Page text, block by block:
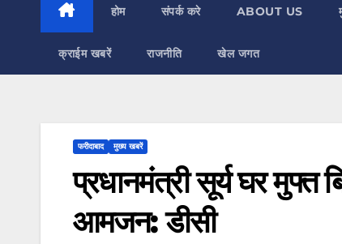
होम संपर्क करे ABOUT US
क्राईम खबरें राजनीति खेल जगत
फरीदाबाद मुख्य खबरें
प्रधानमंत्री सूर्य घर
आमजन: डीसी